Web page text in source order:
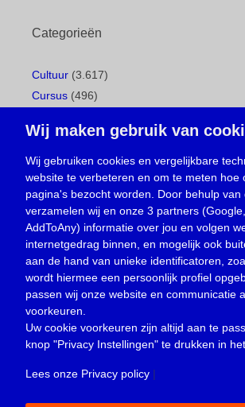
Categorieën
Cultuur (3.617)
Cursus (496)
Gemeentepagina(104)
Ingezonden brief(537)
Media(156)
Nieuws (23.329)
Oproep(734)
Overlijden(39)
Podcast(18)
prijsvraag (5)
Religie (1.438)
Service(226)
Wij maken gebruik van
Wij gebruiken cookies en vergelijkbare
website te verbeteren en om te meten hoe
pagina's bezocht worden. Door behulp van
verzamelen wij en onze 3 partners
AddToAny) informatie over jou en volgen
internetgedrag binnen, en mogelijk ook
aan de hand van unieke identificatoren,
wordt hiermee een persoonlijk profiel
passen wij onze website en communicatie
voorkeuren.
Uw cookie voorkeuren zijn altijd aan te
knop "Privacy Instellingen" te drukken in
Lees onze Privacy policy |